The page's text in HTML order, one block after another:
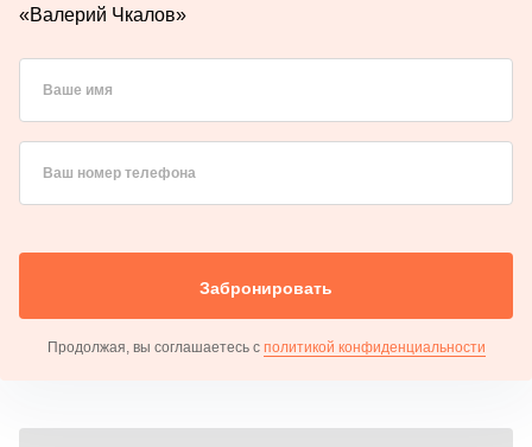
«Валерий Чкалов»
Ваше имя
Ваш номер телефона
Забронировать
Продолжая, вы соглашаетесь с политикой конфиденциальности